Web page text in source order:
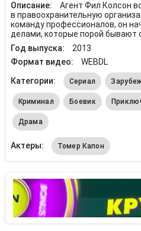
Описание:
Агент Фил Колсон
в правоохранительную
команду профессионалов, он
делами, которые порой бывают
Год выпуска:
2013
Формат видео:
WEBDL
Категории:
Сериал
Криминал Боевик
Драма
Актеры: Томер Капон